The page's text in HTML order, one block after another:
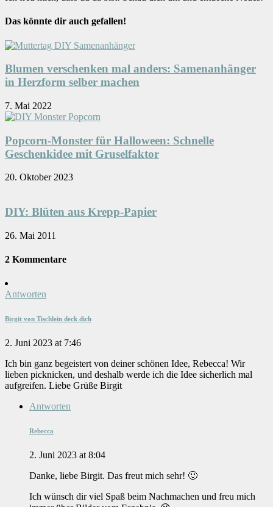
Das könnte dir auch gefallen!
Blumen verschenken mal anders: Samenanhänger
in Herzform selber machen
7. Mai 2022
Popcorn-Monster für Halloween: Schnelle
Geschenkidee mit Gruselfaktor
20. Oktober 2023
DIY: Blüten aus Krepp-Papier
26. Mai 2011
2 Kommentare
Antworten
Birgit von Tischlein deck dich
2. Juni 2023 at 7:46
Ich bin ganz begeistert von deiner schönen Idee, Rebecca! Wir
lieben picknicken, und deshalb werde ich die Idee sicherlich mal
aufgreifen. Liebe Grüße Birgit
Antworten
Rebecca
2. Juni 2023 at 8:04
Danke, liebe Birgit. Das freut mich sehr! 🙂
Ich wünsch dir viel Spaß beim Nachmachen und freu mich